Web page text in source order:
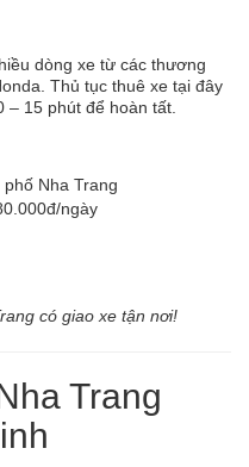
dòng xe từ các thương
Thủ tục thuê xe tại đây
15 phút để hoàn tất.
Nha Trang
ngày
có giao xe tận nơi!
Trang